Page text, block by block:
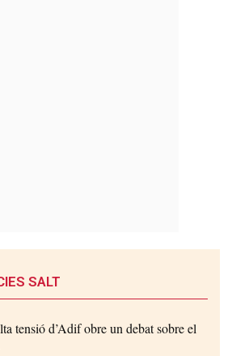
SALT
tensió d’Adif obre un debat sobre el